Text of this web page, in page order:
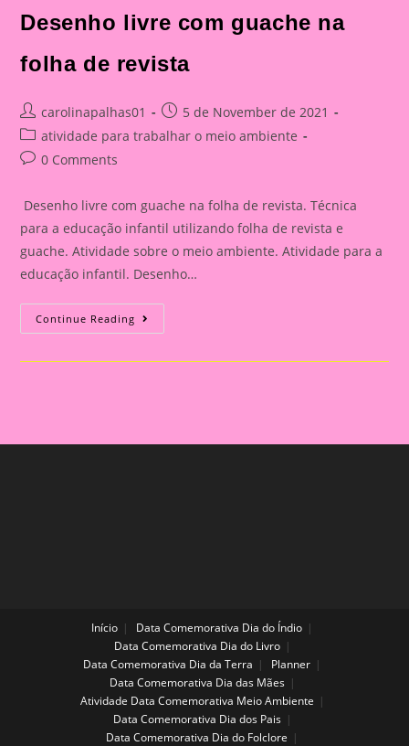
Desenho livre com guache na
folha de revista
Post
author:
carolinapalhas01
Post
published:
5 de November de 2021
Post
category:
atividade para trabalhar o meio ambiente
Post0 Comments
Desenho livre com guache na folha de revista. Técnica
para a educação infantil utilizando folha de revista e
guache. Atividade sobre o meio ambiente. Atividade para a
educação infantil. Desenho…
Continue Reading Desenho
Livre
Guache
Início
Data Comemorativa Dia do Índio
Data Comemorativa Dia do Livro
Data Comemorativa Dia da Terra
Planner
Data Comemorativa Dia das Mães
Atividade Data Comemorativa Meio Ambiente
Data Comemorativa Dia dos Pais
Data Comemorativa Dia do Folclore